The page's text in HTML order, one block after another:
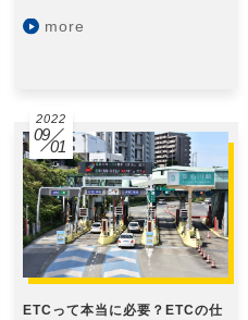
more
2022
09
01
ETCって本当に必要？ETCの仕